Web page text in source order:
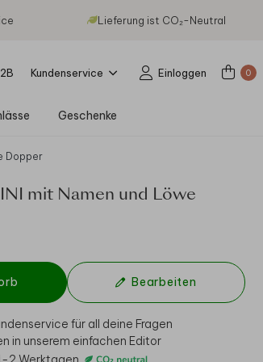
Lieferung ist CO₂-Neutral
Kundenservice Einloggen 0
Geschenke
Dopper
mit Namen und Löwe
Bearbeiten
für all deine Fragen
in unserem einfachen Editor
2 Werktagen